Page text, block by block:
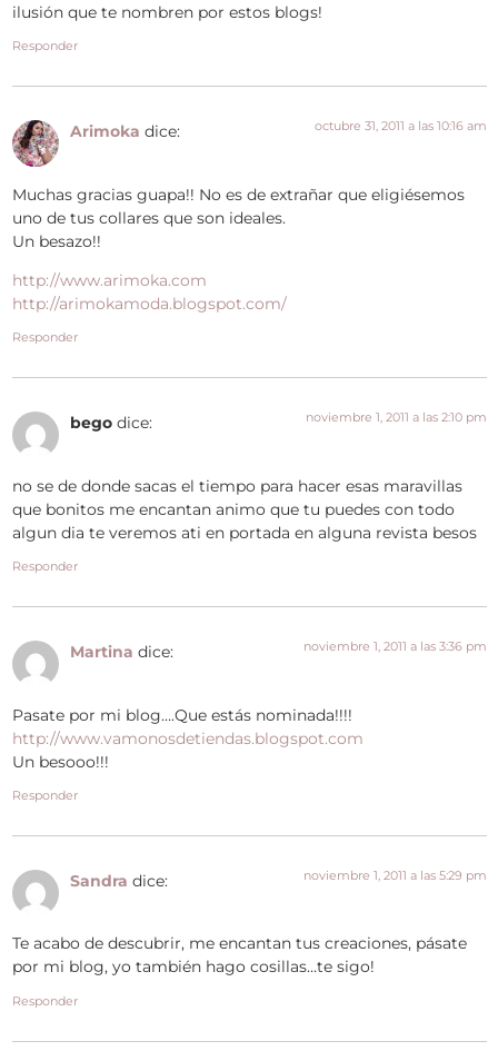
ilusión que te nombren por estos blogs!
Responder
Arimoka dice: octubre 31, 2011 a las 10:16 am
Muchas gracias guapa!! No es de extrañar que eligiésemos
uno de tus collares que son ideales.
Un besazo!!
http://www.arimoka.com
http://arimokamoda.blogspot.com/
Responder
bego dice: noviembre 1, 2011 a las 2:10 pm
no se de donde sacas el tiempo para hacer esas maravillas
que bonitos me encantan animo que tu puedes con todo
algun dia te veremos ati en portada en alguna revista besos
Responder
Martina dice: noviembre 1, 2011 a las 3:36 pm
Pasate por mi blog….Que estás nominada!!!!
http://www.vamonosdetiendas.blogspot.com
Un besooo!!!
Responder
Sandra dice: noviembre 1, 2011 a las 5:29 pm
Te acabo de descubrir, me encantan tus creaciones, pásate
por mi blog, yo también hago cosillas…te sigo!
Responder